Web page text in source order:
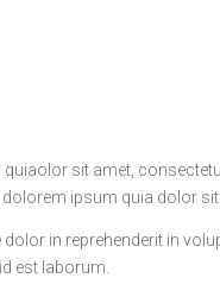
sit amet,
ipsum quia dolor sit
in reprehenderit in
est laborum.